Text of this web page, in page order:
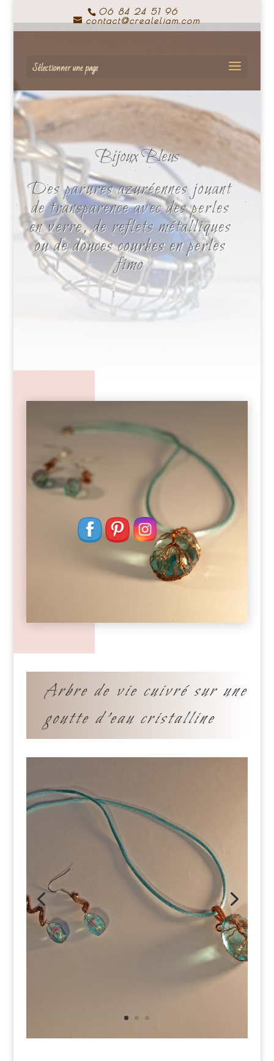
06 84 24 51 96
contact@crealeliam.com
Sélectionner une page
Bijoux Bleus
Des parures azuréennes jouant
de transparence avec des perles
en verre, de reflets métalliques
ou de douces courbes en perles
fimo
Arbre de vie cuivré sur une
goutte d’eau cristalline